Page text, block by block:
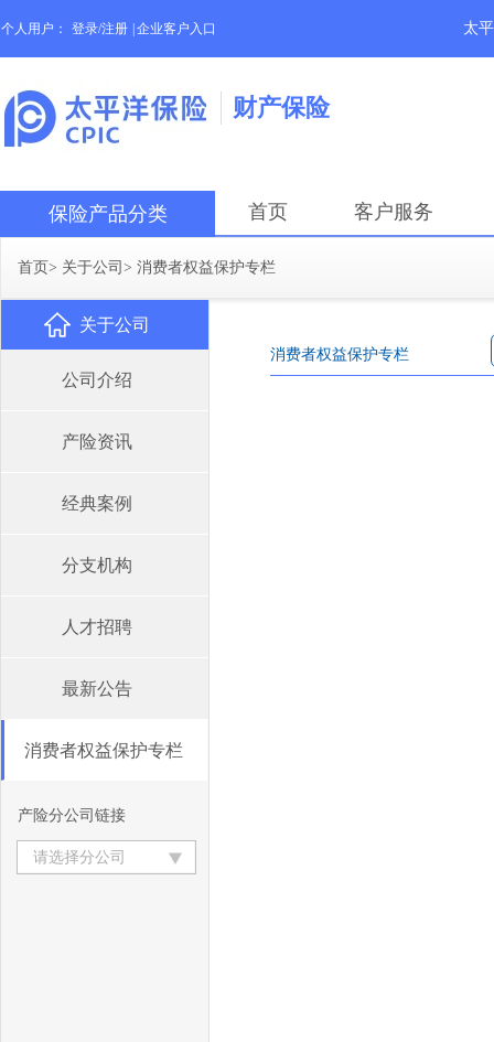
个人用户： 登录/注册 企业客户入口 太
财产保险
保险产品分类 首页 客户服务
首页> 关于公司 > 消费者权益保护专栏
关于公司
公司介绍
产险资讯
经典案例
分支机构
人才招聘
最新公告
消费者权益保护专栏
产险分公司链接
请选择分公司
消费者权益保护专栏